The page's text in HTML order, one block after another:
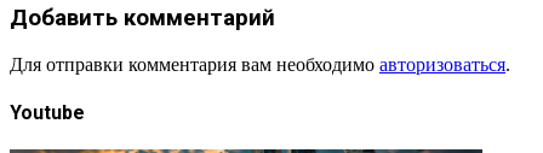
Добавить комментарий
Для отправки комментария вам необходимо авторизоваться.
Youtube